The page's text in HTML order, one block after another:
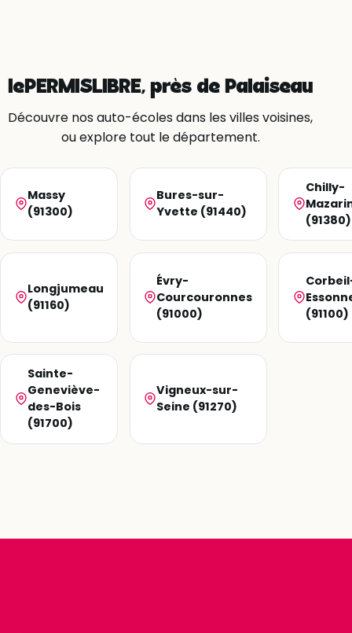
lePERMISLIBRE, près de Palaiseau
Découvre nos auto-écoles dans les villes voisines,
ou explore tout le département.
Massy
(91300)
Bures-sur-
Yvette (91440)
Chilly-
(91380)
Longjumeau
(91160)
Évry-
Courcouronnes
(91000)
(91100)
Sainte-
Geneviève-
des-Bois
(91700)
Vigneux-sur-
Seine (91270)